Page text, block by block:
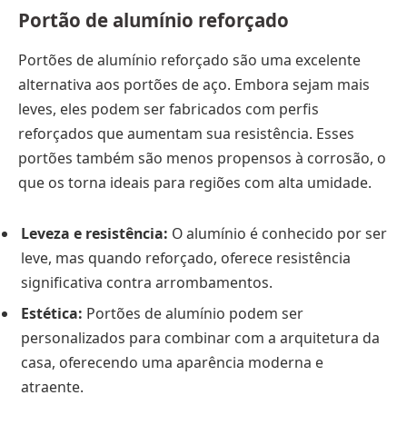
Portão de alumínio reforçado
Portões de alumínio reforçado são uma excelente
alternativa aos portões de aço. Embora sejam mais
leves, eles podem ser fabricados com perfis
reforçados que aumentam sua resistência. Esses
portões também são menos propensos à corrosão, o
que os torna ideais para regiões com alta umidade.
Leveza e resistência: O alumínio é conhecido por ser
leve, mas quando reforçado, oferece resistência
significativa contra arrombamentos.
Estética: Portões de alumínio podem ser
personalizados para combinar com a arquitetura da
casa, oferecendo uma aparência moderna e
atraente.